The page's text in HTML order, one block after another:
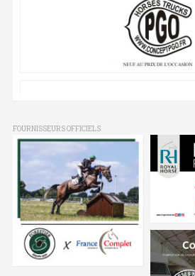
FOURNISSEURS OFFICIELS